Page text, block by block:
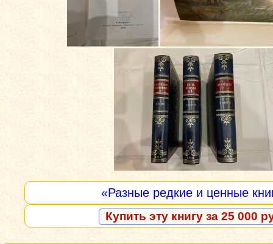
«Разные редкие и ценные
Купить эту книгу за 25 000